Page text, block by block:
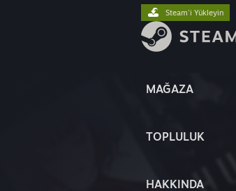
MAĞAZA
TOPLULUK
HAKKINDA
Steam'i Yükleyin